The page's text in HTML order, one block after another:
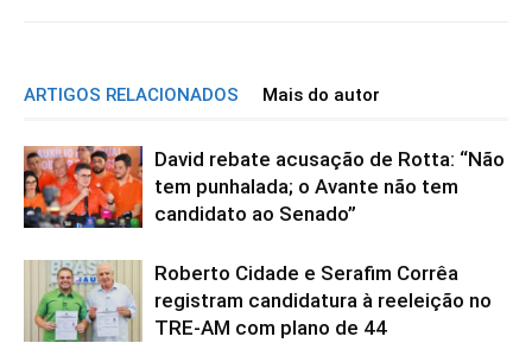
ARTIGOS RELACIONADOS Mais do autor
David rebate acusação de Rotta: “Não
tem punhalada; o Avante não tem
candidato ao Senado”
Roberto Cidade e Serafim Corrêa
registram candidatura à reeleição no
TRE-AM com plano de 44